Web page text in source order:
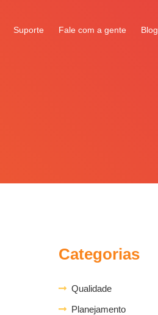
Suporte Fale com a gente Blog
Categorias
Qualidade
Planejamento